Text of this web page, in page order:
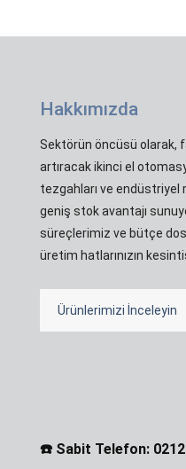
Hakkımızda
Sektörün öncüsü olarak,
artıracak ikinci el
tezgahları ve endüstriyel
geniş stok avantajı
süreçlerimiz ve bütçe
üretim hatlarınızın
Ürünlerimizi İnceleyin
☎️ Sabit Telefon: 0212